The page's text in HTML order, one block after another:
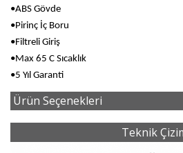
•ABS Gövde
•Pirinç İç Boru
•Filtreli Giriş
•Max 65 C Sıcaklık
•5 Yıl Garanti
Ürün Seçenekleri
Teknik